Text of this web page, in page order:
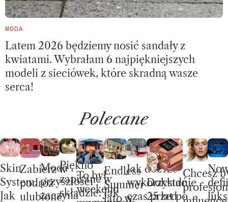
MODA
Latem 2026 będziemy nosić sandały z
kwiatami. Wybrałam 6 najpiękniejszych
modeli z sieciówek, które skradną wasze
serca!
Polecane
Skin
System.
Jak
Zabierz w
podróż
ulubione
Moda
przyszłości
zaczyna
Piękno
zapisane w
składzie. Jak
To był
weekend
Endless
Summer –
lato w
Jak dobrze
wykorzystać
czas przed
Dokładnie
25 lat po
Chcesz